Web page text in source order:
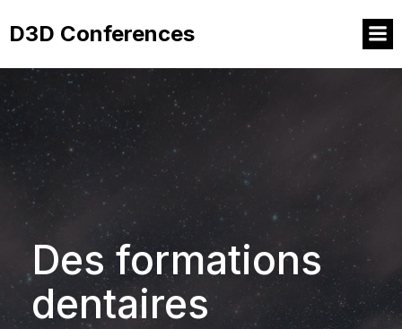
D3D Conferences
Des formations
dentaires